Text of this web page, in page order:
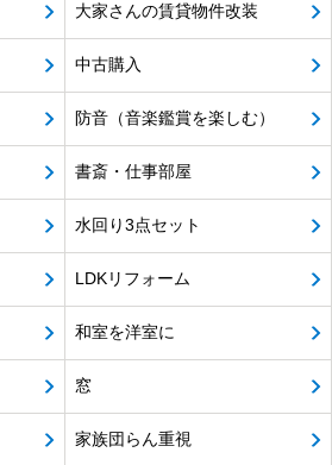
大家さんの賃貸物件改装
中古購入
防音（音楽鑑賞を楽しむ）
書斎・仕事部屋
水回り3点セット
LDKリフォーム
和室を洋室に
窓
家族団らん重視